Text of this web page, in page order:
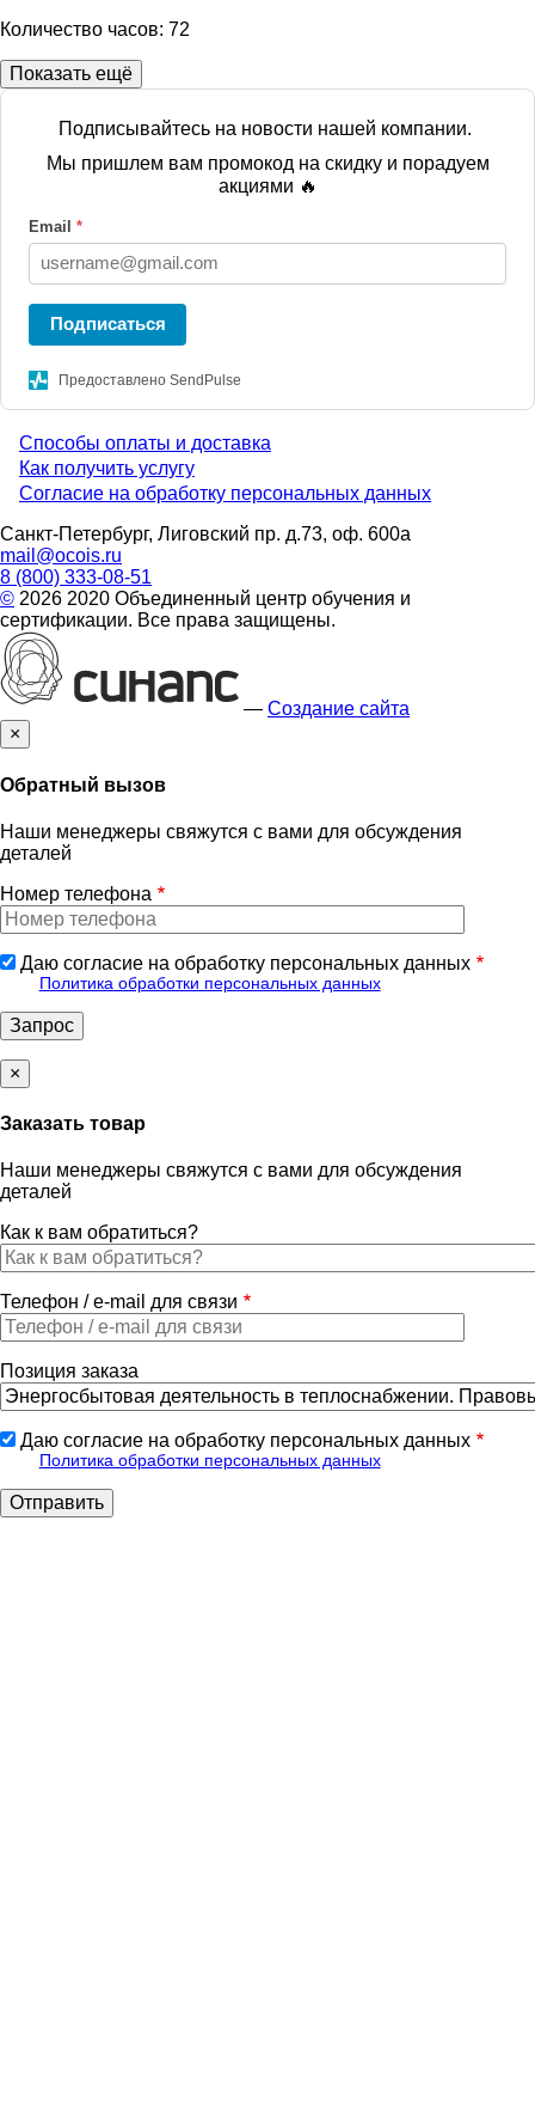
Количество часов: 72
Показать ещё
Подписывайтесь на новости нашей компании.
Мы пришлем вам промокод на скидку и порадуем
акциями 🔥
Email *
Подписаться
Предоставлено SendPulse
Menu
footer
Способы оплаты и доставка
Как получить услугу
Согласие на обработку персональных данных
Санкт-Петербург, Лиговский пр. д.73, оф. 600а
mail@ocois.ru
8 (800) 333-08-51
© 2026 2020 Объединенный центр обучения и
сертификации. Все права защищены.
— Создание сайта
×
Обратный вызов
Наши менеджеры свяжутся с вами для обсуждения
деталей
Номер телефона
Даю согласие на обработку персональных данных
Политика обработки персональных данных
×
Заказать товар
Наши менеджеры свяжутся с вами для обсуждения
деталей
Как к вам обратиться?
Телефон / e-mail для связи
Позиция заказа
Даю согласие на обработку персональных данных
Политика обработки персональных данных